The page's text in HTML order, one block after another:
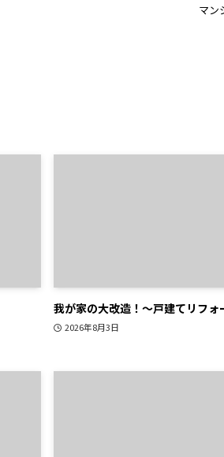
マン
我が家の大改造！～戸建てリフォ
2026年8月3日